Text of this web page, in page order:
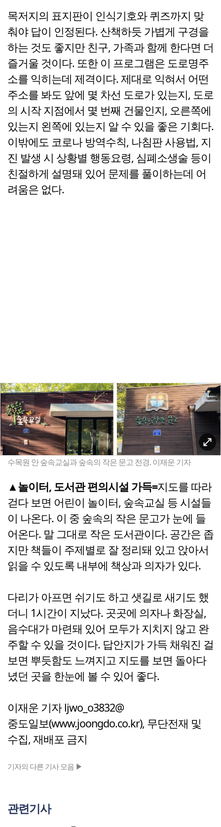
목저지의 표지판이 인식기호와 퀴즈까지 맞
춰야 답이 인정된다. 산책하듯 가볍게 구경을
하는 것도 좋지만 친구, 가족과 함께 한다면 더
즐거울 것이다. 또한 이 프로그램은 도로명주
소를 익히는데 제격이다. 제대로 익혀서 어떤
주소를 봐도 앞에 몇 차선 도로가 있는지, 도로
의 시작 지점에서 몇 번째 건물인지, 오른쪽에
있는지 왼쪽에 있는지 알 수 있을 좋은 기회다.
이밖에도 코로나 방역수칙, 나침판 사용법, 지
진 발생 시 상황별 행동요령, 심폐소생술 등이
친절하게 설명돼 있어 문제를 풀이하는데 어
려움은 없다.
수목원 안 숲속교실과 숲속의 작은 문고 전경. 이재운 기자
▲놀이터, 도서관 편의시설 가득=지도를 따라
걷다 보면 어린이 놀이터, 숲속교실 등 시설들
이 나온다. 이 중 숲속의 작은 문고가 눈에 들
어온다. 말 그대로 작은 도서관이다. 공간은 좁
지만 책들이 주제별로 잘 정리돼 있고 앉아서
읽을 수 있도록 내부에 책상과 의자가 있다.
다리가 아프면 쉬기도 하고 샛길로 새기도 했
더니 1시간이 지났다. 곳곳에 의자나 화장실,
음수대가 마련돼 있어 모두가 지치지 않고 완
주할 수 있을 것이다. 답안지가 가득 채워진 걸
보면 뿌듯함도 느껴지고 지도를 보면 돌아다
녔던 곳을 한눈에 볼 수 있어 좋다.
이재운 기자 ljwo_o3832@
중도일보(www.joongdo.co.kr), 무단전재 및
수집, 재배포 금지
기자의 다른 기사 모음 ▶
관련기사